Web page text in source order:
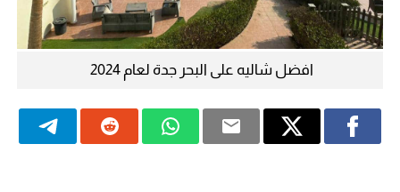
افضل شاليه على البحر جدة لعام 2024